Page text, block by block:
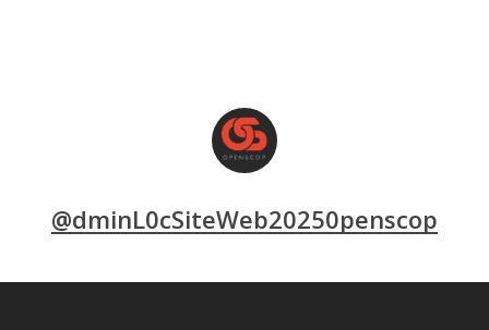
@dminL0cSiteWeb20250penscop